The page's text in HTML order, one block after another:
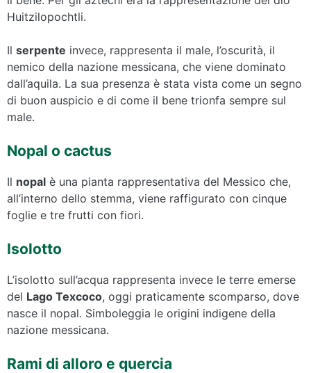
Huitzilopochtli.
Il serpente invece, rappresenta il male, l’oscurità, il
nemico della nazione messicana, che viene dominato
dall’aquila. La sua presenza è stata vista come un segno
di buon auspicio e di come il bene trionfa sempre sul
male.
Nopal o cactus
Il nopal è una pianta rappresentativa del Messico che,
all’interno dello stemma, viene raffigurato con cinque
foglie e tre frutti con fiori.
Isolotto
L’isolotto sull’acqua rappresenta invece le terre emerse
del Lago Texcoco, oggi praticamente scomparso, dove
nasce il nopal. Simboleggia le origini indigene della
nazione messicana.
Rami di alloro e quercia